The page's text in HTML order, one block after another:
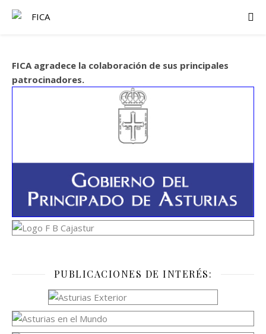
FICA agradece la colaboración de sus principales
patrocinadores.
PUBLICACIONES DE INTERÉS: